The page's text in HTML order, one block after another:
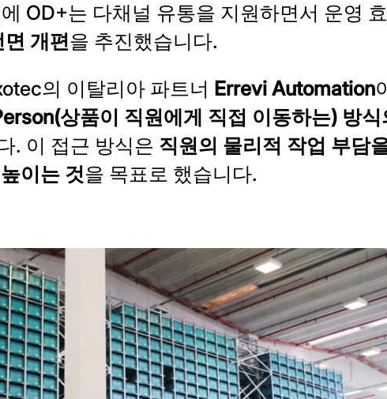
OD+는 다채널 유통을 지원하면서 운영
개편을 추진했습니다.
의 이탈리아 파트너 Errevi Automation
상품이 직원에게 직접 이동하는) 방식
. 이 접근 방식은 직원의 물리적 작업 부담
이는 것을 목표로 했습니다.